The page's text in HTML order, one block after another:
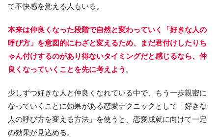
て不快感を覚える人もいる。
本来は仲良くなった段階で自然と変わっていく「好きな人の
呼び方」を意図的にわざと変えるため、まだ君付けしたりち
ゃん付けするのがあり得ないタイミングだと感じるなら、仲
良くなっていくことを先に考えよう 。
少しずつ好きな人と仲良くなれている中で、もう一歩親密に
なっていくことに効果がある恋愛テクニックとして「好きな
人の呼び方を変える方法」を使うと、恋愛成就に向けて一定
の効果が見込める。